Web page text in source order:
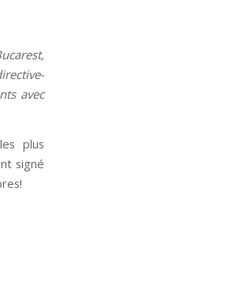
avec
plus
signé